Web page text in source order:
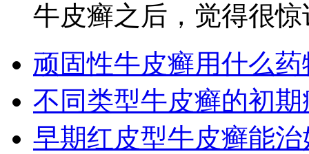
牛皮癣之后，觉得很惊
顽固性牛皮癣用什么药
不同类型牛皮癣的初期
早期红皮型牛皮癣能治